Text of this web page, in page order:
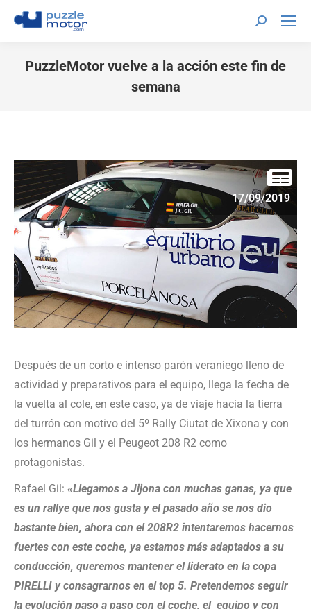
PuzzleMotor vuelve a la acción este fin de
semana
17/09/2019
Después de un corto e intenso parón veraniego lleno de
actividad y preparativos para el equipo, llega la fecha de
la vuelta al cole, en este caso, ya de viaje hacia la tierra
del turrón con motivo del 5º Rally Ciutat de Xixona y con
los hermanos Gil y el Peugeot 208 R2 como
protagonistas.
Rafael Gil: «Llegamos a Jijona con muchas ganas, ya que
es un rallye que nos gusta y el pasado año se nos dio
bastante bien, ahora con el 208R2 intentaremos hacernos
fuertes con este coche, ya estamos más adaptados a su
conducción, queremos mantener el liderato en la copa
PIRELLI y consagrarnos en el top 5. Pretendemos seguir
la evolución paso a paso con el coche, el equipo y con